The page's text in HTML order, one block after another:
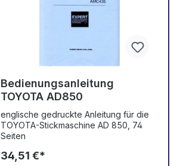
Bedienungsanleitung
TOYOTA AD850
englische gedruckte Anleitung für die
TOYOTA-Stickmaschine AD 850, 74
Seiten
34,51 €*